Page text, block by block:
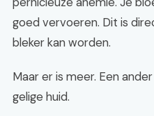
goed vervoeren. Dit is
bleker kan worden.
Maar er is meer. Een
gelige huid.